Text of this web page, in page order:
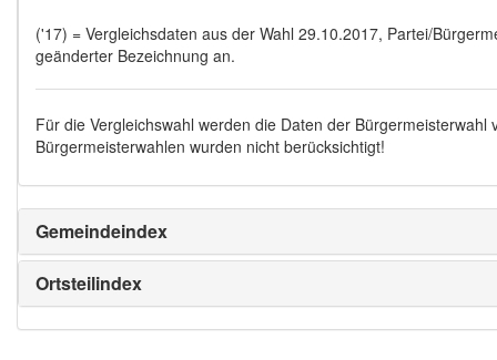
('17) = Vergleichsdaten aus der Wahl 29.10.2017, Partei/
geänderter Bezeichnung an.
Für die Vergleichswahl werden die Daten der Bürgermeisterwahl
Bürgermeisterwahlen wurden nicht berücksichtigt!
Gemeindeindex
Ortsteilindex